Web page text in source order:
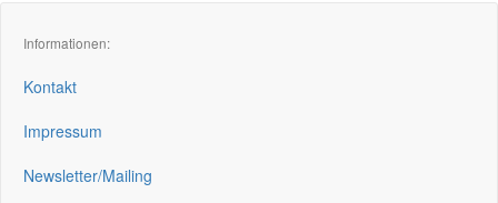
Informationen:
Kontakt
Impressum
Newsletter/Mailing